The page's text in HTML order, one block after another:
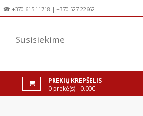
☎ +370 615 11718 | +370 627 22662
Susisiekime
PREKIŲ KREPŠELIS
0 prekė(s) - 0.00€